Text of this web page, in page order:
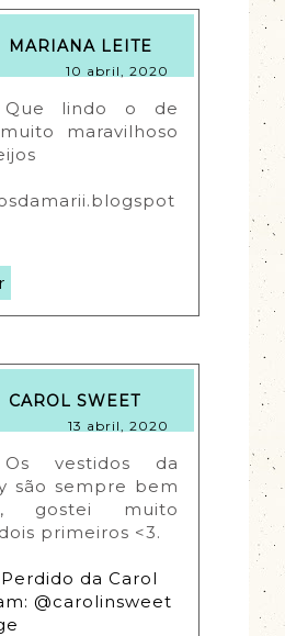
MARIANA LEITE
10 abril, 2020
Que lindo o de
maravilhoso
CAROL SWEET
13 abril, 2020
Os vestidos da
são sempre bem
gostei muito
primeiros <3.
da Carol
@carolinsweet